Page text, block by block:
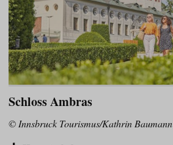
Schloss Ambras
© Innsbruck Tourismus/Kathrin Baumann